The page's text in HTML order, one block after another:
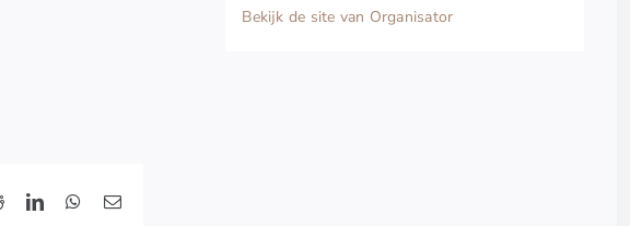
RedditLinkedInWhatsApp
E-
Bekijk de site van Organisator